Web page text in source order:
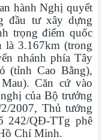
hành Nghị quyết
đầu tư xây dựng
trọng điểm quốc
là 3.167km (trong
nhánh phía Tây
(tỉnh Cao Bằng),
Căn cứ vào
của Bộ trưởng
2007, Thủ tướng
242/QĐ-TTg phê
Chí Minh.